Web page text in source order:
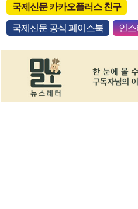
국제신문 카카오플러스 친구
국제신문 공식 페이스북 인